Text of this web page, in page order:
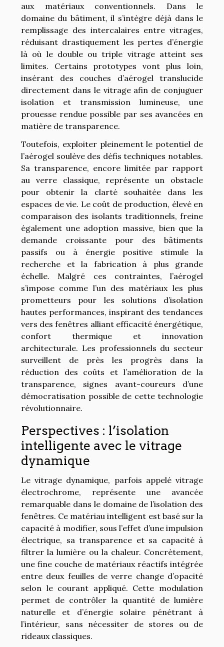
aux matériaux conventionnels. Dans le
domaine du bâtiment, il s’intègre déjà dans le
remplissage des intercalaires entre vitrages,
réduisant drastiquement les pertes d’énergie
là où le double ou triple vitrage atteint ses
limites. Certains prototypes vont plus loin,
insérant des couches d’aérogel translucide
directement dans le vitrage afin de conjuguer
isolation et transmission lumineuse, une
prouesse rendue possible par ses avancées en
matière de transparence.
Toutefois, exploiter pleinement le potentiel de
l’aérogel soulève des défis techniques notables.
Sa transparence, encore limitée par rapport
au verre classique, représente un obstacle
pour obtenir la clarté souhaitée dans les
espaces de vie. Le coût de production, élevé en
comparaison des isolants traditionnels, freine
également une adoption massive, bien que la
demande croissante pour des bâtiments
passifs ou à énergie positive stimule la
recherche et la fabrication à plus grande
échelle. Malgré ces contraintes, l’aérogel
s’impose comme l’un des matériaux les plus
prometteurs pour les solutions d’isolation
hautes performances, inspirant des tendances
vers des fenêtres alliant efficacité énergétique,
confort thermique et innovation
architecturale. Les professionnels du secteur
surveillent de près les progrès dans la
réduction des coûts et l’amélioration de la
transparence, signes avant-coureurs d’une
démocratisation possible de cette technologie
révolutionnaire.
Perspectives : l’isolation
intelligente avec le vitrage
dynamique
Le vitrage dynamique, parfois appelé vitrage
électrochrome, représente une avancée
remarquable dans le domaine de l’isolation des
fenêtres. Ce matériau intelligent est basé sur la
capacité à modifier, sous l’effet d’une impulsion
électrique, sa transparence et sa capacité à
filtrer la lumière ou la chaleur. Concrètement,
une fine couche de matériaux réactifs intégrée
entre deux feuilles de verre change d’opacité
selon le courant appliqué. Cette modulation
permet de contrôler la quantité de lumière
naturelle et d’énergie solaire pénétrant à
l’intérieur, sans nécessiter de stores ou de
rideaux classiques.